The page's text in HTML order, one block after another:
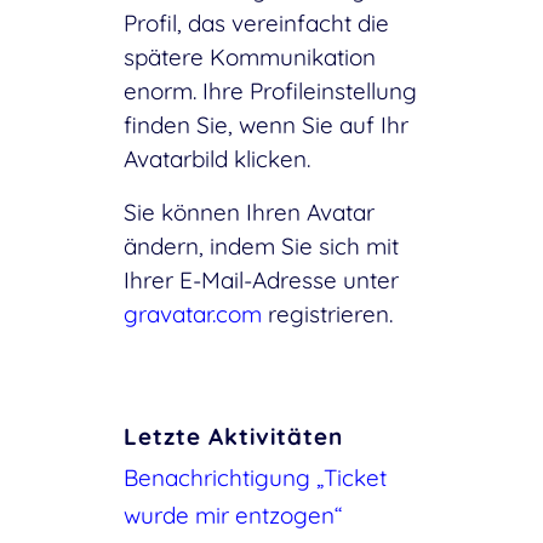
Profil, das vereinfacht die
spätere Kommunikation
enorm. Ihre Profileinstellung
finden Sie, wenn Sie auf Ihr
Avatarbild klicken.
Sie können Ihren Avatar
ändern, indem Sie sich mit
Ihrer E-Mail-Adresse unter
gravatar.com registrieren.
Letzte Aktivitäten
Benachrichtigung „Ticket
wurde mir entzogen“